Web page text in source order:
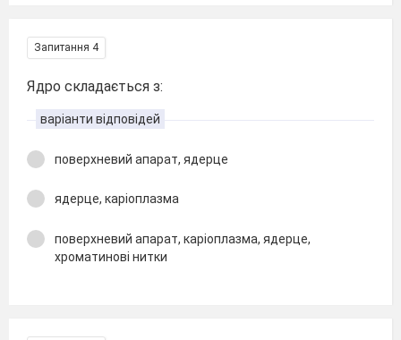
Запитання 4
Ядро складається з:
варіанти відповідей
поверхневий апарат, ядерце
ядерце, каріоплазма
поверхневий апарат, каріоплазма, ядерце,
хроматинові нитки